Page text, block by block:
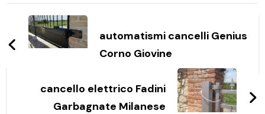
Navigazione
articoli
automatismi cancelli Genius
Corno Giovine
cancello elettrico Fadini
Garbagnate Milanese